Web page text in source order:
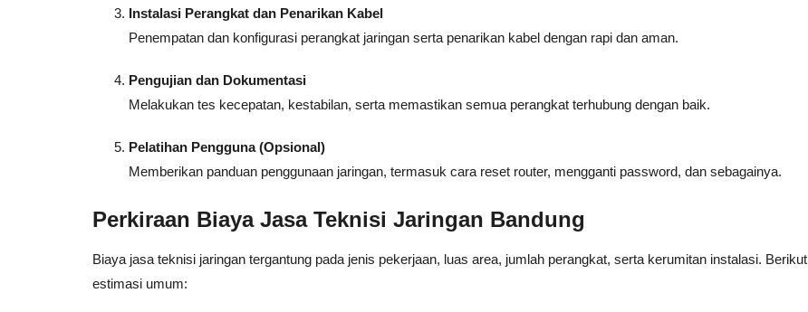
Instalasi Perangkat dan Penarikan Kabel
Penempatan dan konfigurasi perangkat jaringan serta penarikan kabel dengan rapi dan aman.
Pengujian dan Dokumentasi
Melakukan tes kecepatan, kestabilan, serta memastikan semua perangkat terhubung dengan baik.
Pelatihan Pengguna (Opsional)
Memberikan panduan penggunaan jaringan, termasuk cara reset router, mengganti password, dan sebagainya.
Perkiraan Biaya Jasa Teknisi Jaringan Bandung
Biaya jasa teknisi jaringan tergantung pada jenis pekerjaan, luas area, jumlah perangkat, serta kerumitan instalasi. Berikut
estimasi umum: